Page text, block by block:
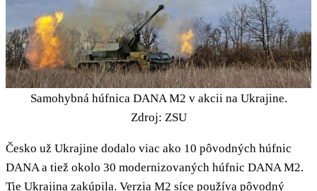
Samohybná húfnica DANA M2 v akcii na Ukrajine.
Zdroj: ZSU
Česko už Ukrajine dodalo viac ako 10 pôvodných húfnic
DANA a tiež okolo 30 modernizovaných húfnic DANA M2.
Tie Ukrajina zakúpila. Verzia M2 síce používa pôvodný